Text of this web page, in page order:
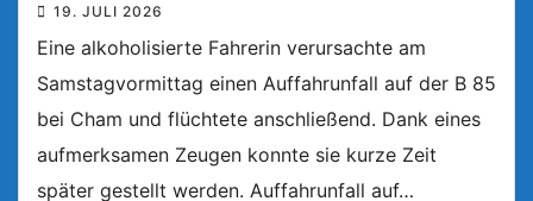
19. JULI 2026
Eine alkoholisierte Fahrerin verursachte am
Samstagvormittag einen Auffahrunfall auf der B 85
bei Cham und flüchtete anschließend. Dank eines
aufmerksamen Zeugen konnte sie kurze Zeit
später gestellt werden. Auffahrunfall auf…